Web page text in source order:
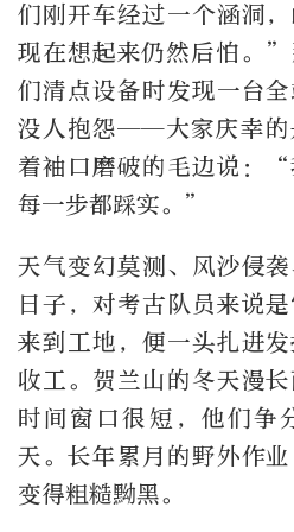
们刚开车经过一个涵洞，
现在想起来仍然后怕。”
们清点设备时发现一台
没人抱怨——大家庆幸的
着袖口磨破的毛边说：
每一步都踩实。”
天气变幻莫测、风沙侵
日子，对考古队员来说
来到工地，便一头扎进
收工。贺兰山的冬天漫
时间窗口很短，他们争
天。长年累月的野外作
变得粗糙黝黑。